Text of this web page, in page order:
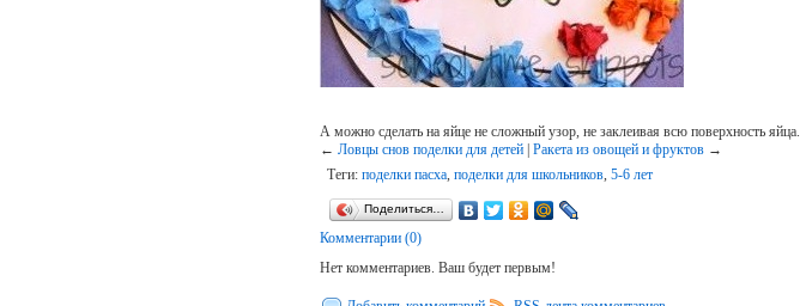
А можно сделать на яйце не сложный узор, не заклеивая всю поверхность яйца.
←Ловцы снов поделки для детей |Ракета из овощей и фруктов →
Теги:поделки пасха,поделки для школьников,5-6 лет
Поделиться…
Комментарии (0)
Нет комментариев. Ваш будет первым!